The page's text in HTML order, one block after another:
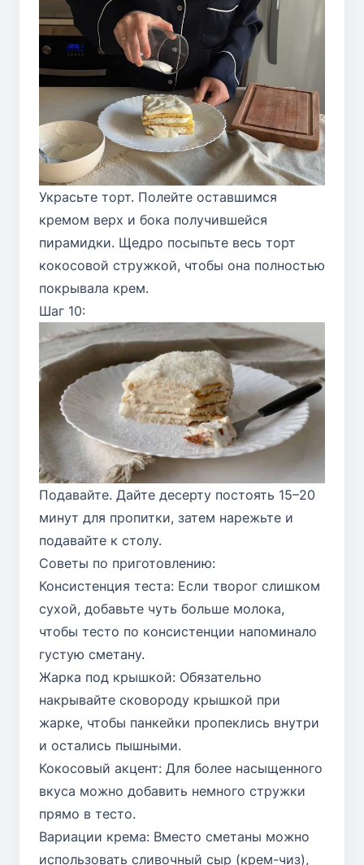
Украсьте торт. Полейте оставшимся
кремом верх и бока получившейся
пирамидки. Щедро посыпьте весь торт
кокосовой стружкой, чтобы она полностью
покрывала крем.
Шаг 10:
Подавайте. Дайте десерту постоять 15–20
минут для пропитки, затем нарежьте и
подавайте к столу.
Советы по приготовлению:
Консистенция теста: Если творог слишком
сухой, добавьте чуть больше молока,
чтобы тесто по консистенции напоминало
густую сметану.
Жарка под крышкой: Обязательно
накрывайте сковороду крышкой при
жарке, чтобы панкейки пропеклись внутри
и остались пышными.
Кокосовый акцент: Для более насыщенного
вкуса можно добавить немного стружки
прямо в тесто.
Вариации крема: Вместо сметаны можно
использовать сливочный сыр (крем-чиз),